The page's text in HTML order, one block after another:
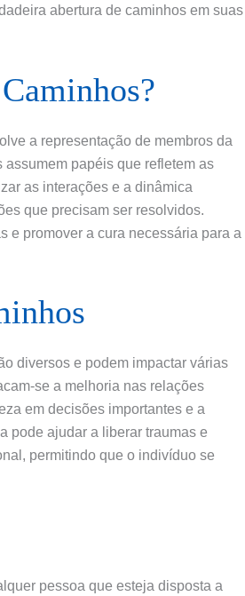
abertura de caminhos em suas
a representação de membros da
papéis que refletem as
as interações e a dinâmica
que precisam ser resolvidos.
e promover a cura necessária para a
diversos e podem impactar várias
se a melhoria nas relações
em decisões importantes e a
pode ajudar a liberar traumas e
permitindo que o indivíduo se
pessoa que esteja disposta a